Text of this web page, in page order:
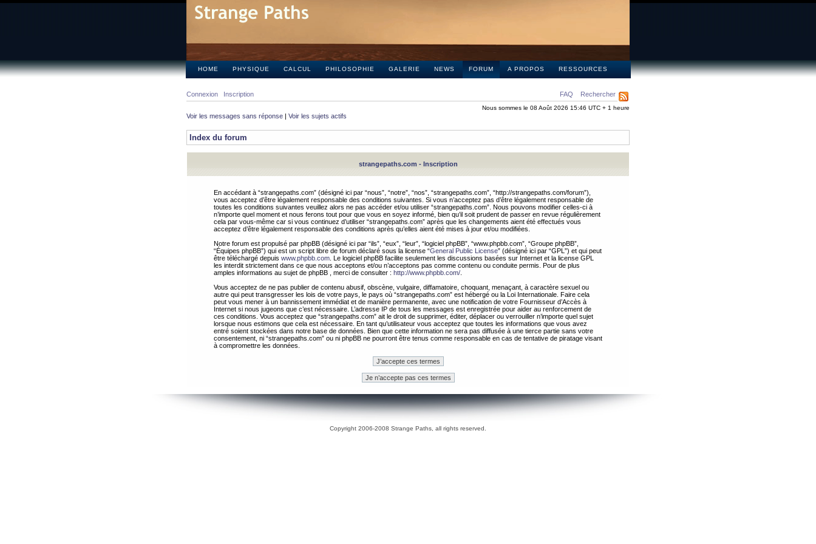
HOME PHYSIQUE CALCUL PHILOSOPHIE GALERIE NEWS FORUM A PROPOS RESSOURCES
FAQ Rechercher
Connexion Inscription
Nous sommes le 08 Août 2026 15:46 UTC + 1 heure
Voir les messages sans réponse | Voir les sujets actifs
Index du forum
strangepaths.com - Inscription
En accédant à “strangepaths.com” (désigné ici par “nous”, “notre”, “nos”, “strangepaths.com”, “http://strangepaths.com/forum”),
vous acceptez d’être légalement responsable des conditions suivantes. Si vous n’acceptez pas d’être légalement responsable de
toutes les conditions suivantes veuillez alors ne pas accéder et/ou utiliser “strangepaths.com”. Nous pouvons modifier celles-ci à
n’importe quel moment et nous ferons tout pour que vous en soyez informé, bien qu’il soit prudent de passer en revue régulièrement
cela par vous-même car si vous continuez d’utiliser “strangepaths.com” après que les changements aient été effectués vous
acceptez d’être légalement responsable des conditions après qu’elles aient été mises à jour et/ou modifiées.
Notre forum est propulsé par phpBB (désigné ici par “ils”, “eux”, “leur”, “logiciel phpBB”, “www.phpbb.com”, “Groupe phpBB”,
“Équipes phpBB”) qui est un script libre de forum déclaré sous la license “General Public License” (désigné ici par “GPL”) et qui peut
être téléchargé depuis www.phpbb.com . Le logiciel phpBB facilite seulement les discussions basées sur Internet et la license GPL
les interdit strictement dans ce que nous acceptons et/ou n’acceptons pas comme contenu ou conduite permis. Pour de plus
amples informations au sujet de phpBB , merci de consulter : http://www.phpbb.com/
Vous acceptez de ne pas publier de contenu abusif, obscène, vulgaire, diffamatoire, choquant, menaçant, à caractère sexuel ou
autre qui peut transgresser les lois de votre pays, le pays où “strangepaths.com” est hébergé ou la Loi Internationale. Faire cela
peut vous mener à un bannissement immédiat et de manière permanente, avec une notification de votre Fournisseur d’Accès à
Internet si nous jugeons que c’est nécessaire. L’adresse IP de tous les messages est enregistrée pour aider au renforcement de
ces conditions. Vous acceptez que “strangepaths.com” ait le droit de supprimer, éditer, déplacer ou verrouiller n’importe quel sujet
lorsque nous estimons que cela est nécessaire. En tant qu’utilisateur vous acceptez que toutes les informations que vous avez
entré soient stockées dans notre base de données. Bien que cette information ne sera pas diffusée à une tierce partie sans votre
consentement, ni “strangepaths.com” ou ni phpBB ne pourront être tenus comme responsable en cas de tentative de piratage visant
à compromettre les données.
Copyright 2006-2008 Strange Paths, all rights reserved.